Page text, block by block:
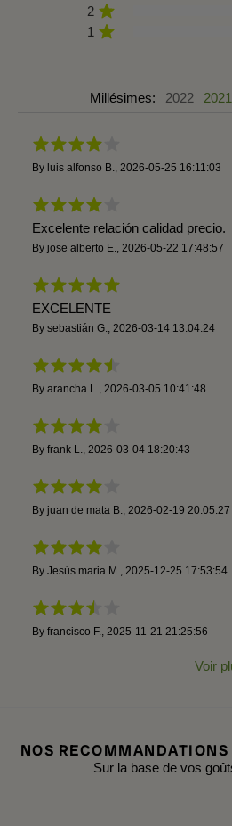
2
1
Millésimes: 2022 2021
By luis alfonso B. 2026-05-25 16:11:03
Excelente relación calidad precio.
By jose alberto E. 2026-05-22 17:48:57
EXCELENTE
By sebastián G. 2026-03-14 13:04:24
By arancha L. 2026-03-05 10:41:48
By frank L. 2026-03-04 18:20:43
By juan de mata B. 2026-02-19 20:05:27
By Jesús maria M. 2025-12-25 17:53:54
By francisco F. 2025-11-21 21:25:56
Voir
NOS
Sur la base de vos